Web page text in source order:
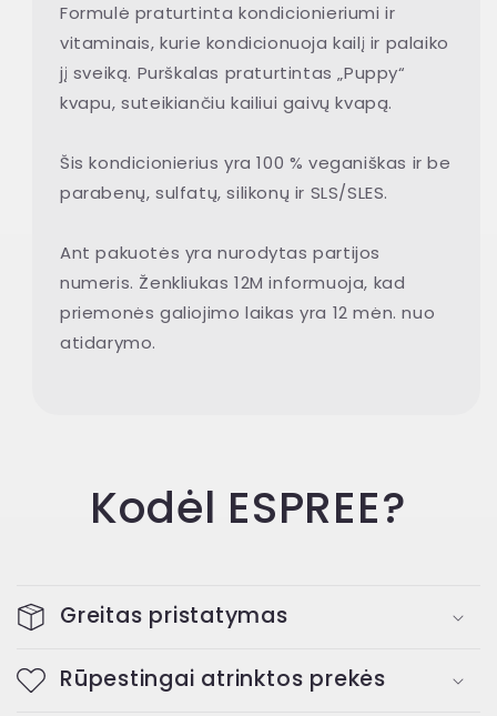
Formulė praturtinta kondicionieriumi ir
vitaminais, kurie kondicionuoja kailį ir palaiko
jį sveiką. Purškalas praturtintas „Puppy“
kvapu, suteikiančiu kailiui gaivų kvapą.
Šis kondicionierius yra 100 % veganiškas ir be
parabenų, sulfatų, silikonų ir SLS/SLES.
Ant pakuotės yra nurodytas partijos
numeris. Ženkliukas 12M informuoja, kad
priemonės galiojimo laikas yra 12 mėn. nuo
atidarymo.
Kodėl ESPREE?
Greitas pristatymas
Rūpestingai atrinktos prekės